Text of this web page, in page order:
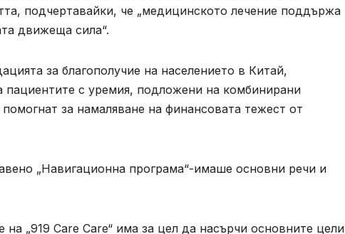
подчертавайки, че „медицинското лечение поддържа
движеща сила“.
за благополучие на населението в Китай,
пациентите с уремия, подложени на комбинирани
за намаляване на финансовата тежест от
„Навигационна програма“-имаше основни речи и
„919 Care Care“ има за цел да насърчи основните цели